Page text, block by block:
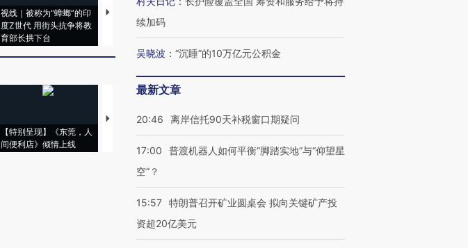
视线｜被称为“蟑螂”的印
度Z世代 用街头抗争将教
育部长拱下台
视线｜“入侵”还是“人道危
机”？难民潮撕裂西班牙
飞地休达
4000人
米
【特别呈现】《东莞，人
间便利店》倾情上线
【推广】走进第四届链博
有意思的生活方式·第三对
住三大增长引擎是什么？
续加码
吴晓波 ： “沉睡”的10万亿元公积金
最新文章
20:46 离岸信托90天补税窗口期疑问
17:00
普渡机器人如何平衡“脚踏实地”与“仰望星
空”？
15:57 特朗普召开矿业圆桌会 拟向关键矿产投
资超20亿美元